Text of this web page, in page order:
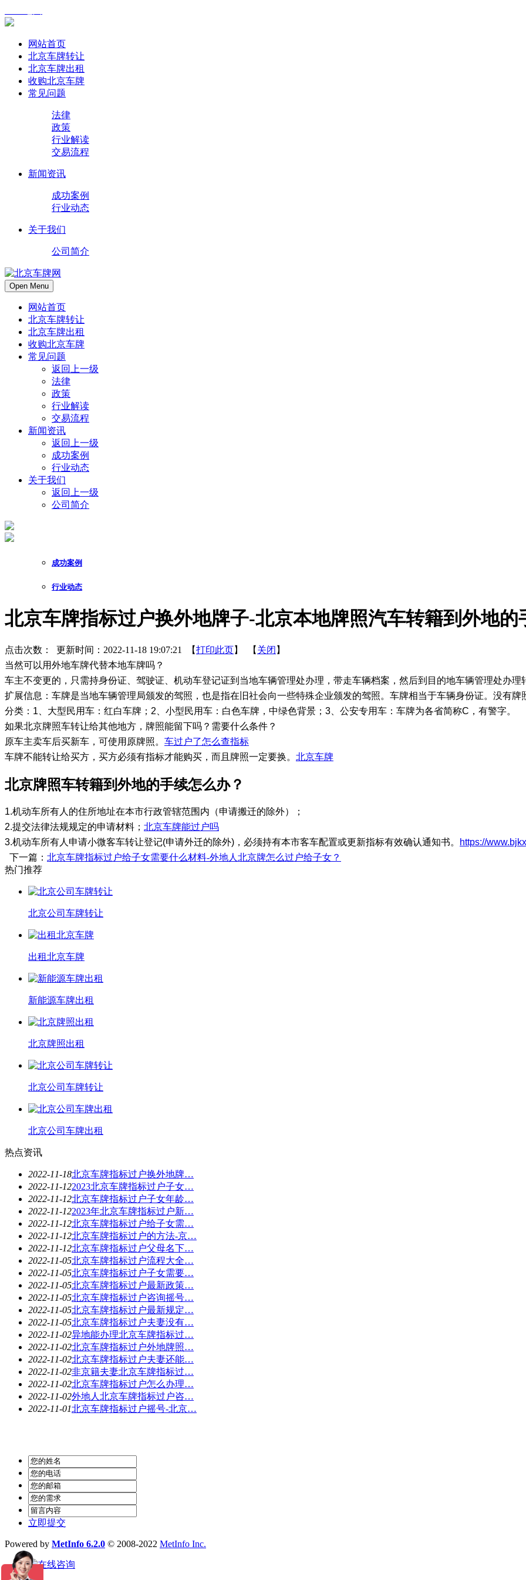
网站首页
北京车牌转让
北京车牌出租
收购北京车牌
常见问题
法律
政策
行业解读
交易流程
新闻资讯
成功案例
行业动态
关于我们
公司简介
Open Menu
网站首页
北京车牌转让
北京车牌出租
收购北京车牌
常见问题
返回上一级
法律
政策
行业解读
交易流程
新闻资讯
返回上一级
成功案例
行业动态
关于我们
返回上一级
公司简介
成功案例
行业动态
北京车牌指标过户换外地牌子-北京本地牌照汽车转籍到外地的
点击次数： 更新时间：2022-11-18 19:07:21 【打印此页】 【 关闭 】
当然可以用外地车牌代替本地车牌吗？
车主不变更的，只需持身份证、驾驶证、机动车登记证到当地车辆管理处办理，带走车辆档案，然后到目的地车辆管理处办理
扩展信息：车牌是当地车辆管理局颁发的驾照，也是指在旧社会向一些特殊企业颁发的驾照。车牌相当于车辆身份证。没有牌
分类：1、大型民用车：红白车牌；2、小型民用车：白色车牌，中绿色背景；3、公安专用车：车牌为各省简称C，有警字。
如果北京牌照车转让给其他地方，牌照能留下吗？需要什么条件？
原车主卖车后买新车，可使用原牌照。 车过户了怎么查指标
车牌不能转让给买方，买方必须有指标才能购买，而且牌照一定要换。 北京车牌
​北京牌照车转籍到外地的手续怎么办？
1.机动车所有人的住所地址在本市行政管辖范围内（申请搬迁的除外）；
2.提交法律法规规定的申请材料； 北京车牌能过户吗
3.机动车所有人申请小微客车转让登记(申请外迁的除外)，必须持有本市客车配置或更新指标有效确认通知书。
https://
下一篇： 北京车牌指标过户给子女需要什么材料-外地人北京牌怎么过户给子女？
热门推荐
北京公司车牌转让
出租北京车牌
新能源车牌出租
北京牌照出租
北京公司车牌转让
北京公司车牌出租
热点资讯
2022-11-18北京车牌指标过户换外地牌…
2022-11-122023北京车牌指标过户子女…
2022-11-12北京车牌指标过户子女年龄…
2022-11-122023年北京车牌指标过户新…
2022-11-12北京车牌指标过户给子女需…
2022-11-12北京车牌指标过户的方法-京…
2022-11-12北京车牌指标过户父母名下…
2022-11-05北京车牌指标过户流程大全…
2022-11-05北京车牌指标过户子女需要…
2022-11-05北京车牌指标过户最新政策…
2022-11-05北京车牌指标过户咨询摇号…
2022-11-05北京车牌指标过户最新规定…
2022-11-05北京车牌指标过户夫妻没有…
2022-11-02异地能办理北京车牌指标过…
2022-11-02北京车牌指标过户外地牌照…
2022-11-02北京车牌指标过户夫妻还能…
2022-11-02非京籍夫妻北京车牌指标过…
2022-11-02北京车牌指标过户怎么办理…
2022-11-02外地人北京车牌指标过户咨…
2022-11-01北京车牌指标过户摇号-北京…
立即提交
Powered by MetInfo 6.2.0 © 2008-2022 MetInfo Inc.